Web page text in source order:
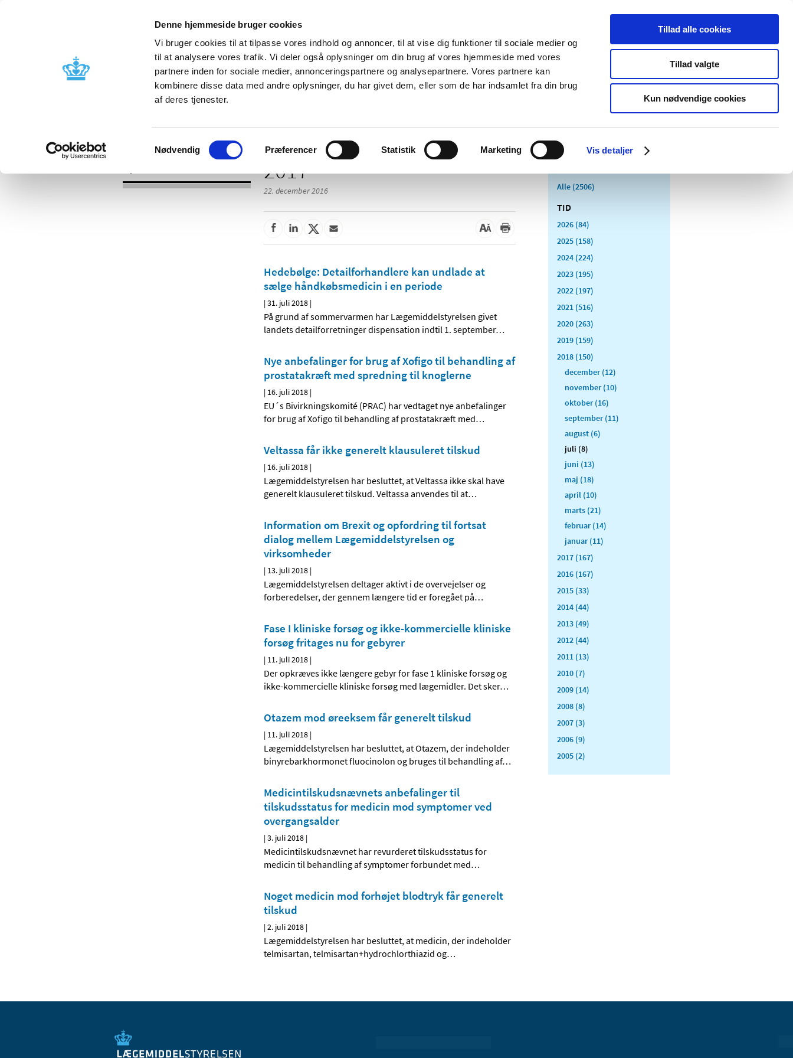
Denne hjemmeside bruger cookies
Vi bruger cookies til at tilpasse vores indhold og annoncer, til at vise dig funktioner til sociale medier og
til at analysere vores trafik. Vi deler også oplysninger om din brug af vores hjemmeside med vores
partnere inden for sociale medier, annonceringspartnere og analysepartnere. Vores partnere kan
kombinere disse data med andre oplysninger, du har givet dem, eller som de har indsamlet fra din brug
af deres tjenester.
Samtykkevalg
Nødvendig Præferencer Statistik Marketing Vis detaljer
Tillad alle cookies
Tillad valgte
Kun nødvendige cookies
Nyheder Om os Kontakt Udgivelser
Godkendelse og
Bivirkninger og
produktinformation
Tilskud og
Apoteker og salg af
Medicinsk
Særlige
produktområder
2017
22. december 2016
Hedebølge: Detailforhandlere kan undlade at
sælge håndkøbsmedicin i en periode
|31. juli 2018 |
På grund af sommervarmen har Lægemiddelstyrelsen givet
landets detailforretninger dispensation indtil 1. september…
Nye anbefalinger for brug af Xofigo til behandling af
prostatakræft med spredning til knoglerne
| 16. juli 2018 |
EU´s Bivirkningskomité (PRAC) har vedtaget nye anbefalinger
for brug af Xofigo til behandling af prostatakræft med…
Veltassa får ikke generelt klausuleret tilskud
| 16. juli 2018 |
Lægemiddelstyrelsen har besluttet, at Veltassa ikke skal have
generelt klausuleret tilskud. Veltassa anvendes til at…
Information om Brexit og opfordring til fortsat
dialog mellem Lægemiddelstyrelsen og
virksomheder
| 13. juli 2018 |
Lægemiddelstyrelsen deltager aktivt i de overvejelser og
forberedelser, der gennem længere tid er foregået på…
Fase I kliniske forsøg og ikke-kommercielle kliniske
forsøg fritages nu for gebyrer
| 11. juli 2018 |
Der opkræves ikke længere gebyr for fase 1 kliniske forsøg og
ikke-kommercielle kliniske forsøg med lægemidler. Det sker…
Otazem mod øreeksem får generelt tilskud
| 11. juli 2018 |
Lægemiddelstyrelsen har besluttet, at Otazem, der indeholder
binyrebarkhormonet fluocinolon og bruges til behandling af…
Medicintilskudsnævnets anbefalinger til
tilskudsstatus for medicin mod symptomer ved
overgangsalder
|3. juli 2018 |
Medicintilskudsnævnet har revurderet tilskudsstatus for
medicin til behandling af symptomer forbundet med…
Noget medicin mod forhøjet blodtryk får generelt
tilskud
|2. juli 2018 |
Lægemiddelstyrelsen har besluttet, at medicin, der indeholder
telmisartan, telmisartan+hydrochlorthiazid og…
Alle (2506)
TID
2026 (84)
2025 (158)
2024 (224)
2023 (195)
2022 (197)
2021 (516)
2020 (263)
2019 (159)
2018 (150)
december (12)
november (10)
oktober (16)
september (11)
august (6)
juli (8)
juni (13)
maj (18)
april (10)
marts (21)
februar (14)
januar (11)
2017 (167)
2016 (167)
2015 (33)
2014 (44)
2013 (49)
2012 (44)
2011 (13)
2010 (7)
2009 (14)
2008 (8)
2007 (3)
2006 (9)
2005 (2)